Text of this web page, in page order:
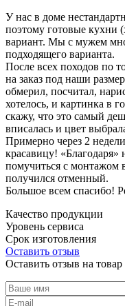
У нас в доме
поэтому готовые кухни
вариант. Мы с мужем
подходящего варианта.
После всех походов по
на заказ под наши
обмерил, посчитал,
хотелось, и картинка в
скажу, что это самый
вписалась и цвет
Примерно через 2
красавицу!
помучиться с монтажом
получился отменный.
Большое всем спасибо!
Качество продукции
Уровень сервиса
Срок изготовления
Оставить отзыв
Оставить отзыв на товар